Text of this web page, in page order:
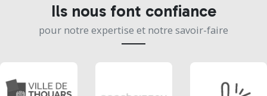
Ils nous font confiance
pour notre expertise et notre savoir-faire